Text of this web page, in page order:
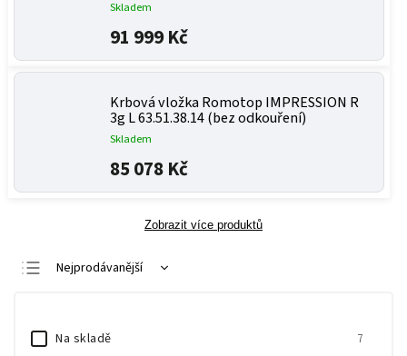
Skladem
91 999 Kč
Krbová vložka Romotop IMPRESSION R
3g L 63.51.38.14 (bez odkouření)
Skladem
85 078 Kč
Zobrazit více produktů
Nejprodávanější
Na skladě 7